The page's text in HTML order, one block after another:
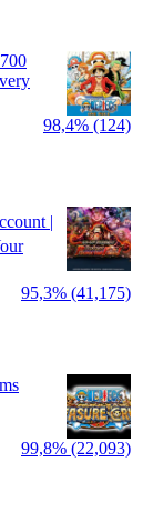
98,4% (124)
|
95,3% (41,175)
99,8% (22,093)